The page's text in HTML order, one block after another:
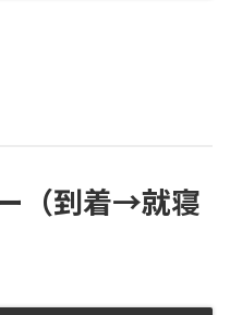
（到着→就寝